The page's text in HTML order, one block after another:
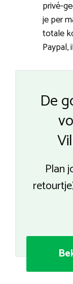
privé-
je per
totale
Paypal,
De
Plan